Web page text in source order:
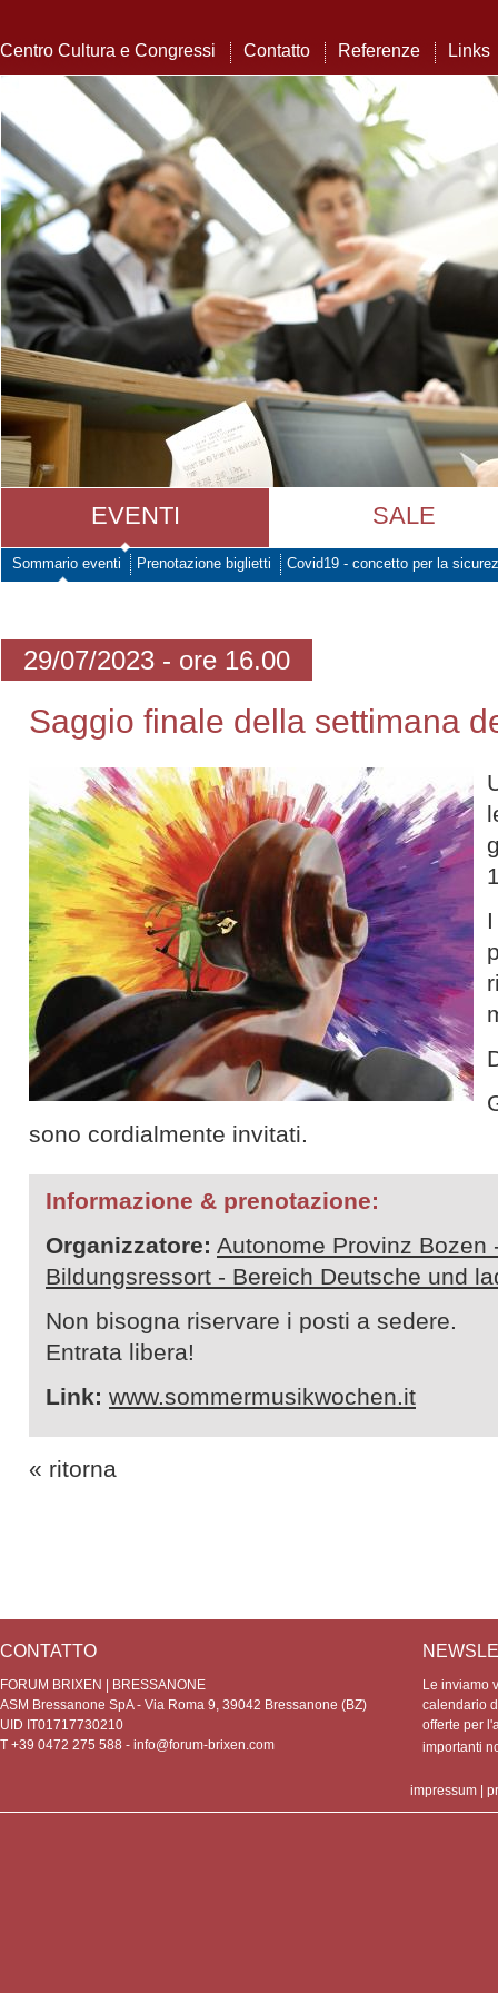
Centro Cultura e Congressi Contatto Referenze Links
EVENTI SALE
Sommario eventi Prenotazione biglietti Covid19 - concetto per la
29/07/2023 - ore 16.00
Saggio finale della settimana
sono cordialmente invitati.
Informazione & prenotazione:
Organizzatore: Autonome Provinz Bozen
Bildungsressort - Bereich Deutsche und
Non bisogna riservare i posti a sedere.
Entrata libera!
Link: www.sommermusikwochen.it
« ritorna
CONTATTO
FORUM BRIXEN | BRESSANONE
ASM Bressanone SpA - Via Roma 9, 39042 Bressanone (BZ)
UID IT01717730210
T +39 0472 275 588 - info@forum-brixen.com
Le inviamo
calendario
offerte per
importanti
impressum